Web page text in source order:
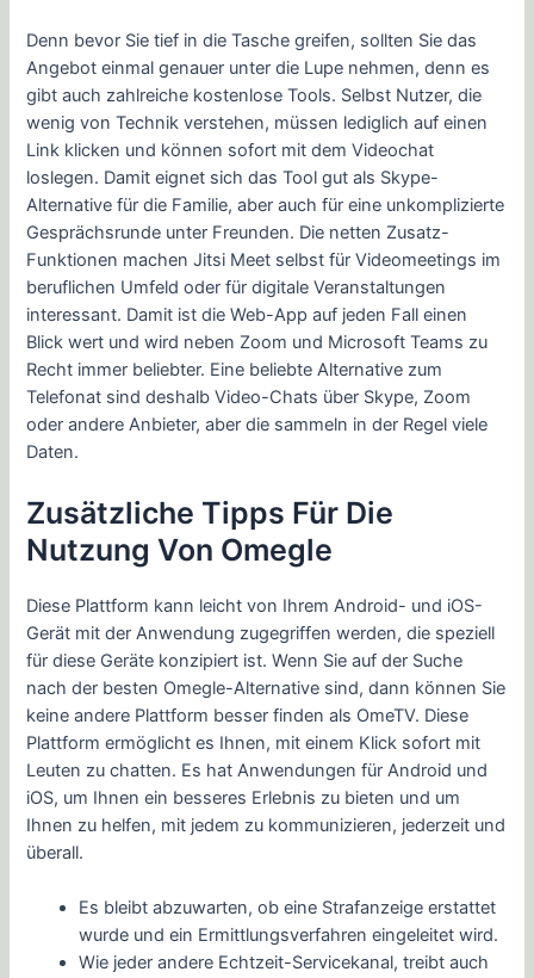
Denn bevor Sie tief in die Tasche greifen, sollten Sie das
Angebot einmal genauer unter die Lupe nehmen, denn es
gibt auch zahlreiche kostenlose Tools. Selbst Nutzer, die
wenig von Technik verstehen, müssen lediglich auf einen
Link klicken und können sofort mit dem Videochat
loslegen. Damit eignet sich das Tool gut als Skype-
Alternative für die Familie, aber auch für eine unkomplizierte
Gesprächsrunde unter Freunden. Die netten Zusatz-
Funktionen machen Jitsi Meet selbst für Videomeetings im
beruflichen Umfeld oder für digitale Veranstaltungen
interessant. Damit ist die Web-App auf jeden Fall einen
Blick wert und wird neben Zoom und Microsoft Teams zu
Recht immer beliebter. Eine beliebte Alternative zum
Telefonat sind deshalb Video-Chats über Skype, Zoom
oder andere Anbieter, aber die sammeln in der Regel viele
Daten.
Zusätzliche Tipps Für Die
Nutzung Von Omegle
Diese Plattform kann leicht von Ihrem Android- und iOS-
Gerät mit der Anwendung zugegriffen werden, die speziell
für diese Geräte konzipiert ist. Wenn Sie auf der Suche
nach der besten Omegle-Alternative sind, dann können Sie
keine andere Plattform besser finden als OmeTV. Diese
Plattform ermöglicht es Ihnen, mit einem Klick sofort mit
Leuten zu chatten. Es hat Anwendungen für Android und
iOS, um Ihnen ein besseres Erlebnis zu bieten und um
Ihnen zu helfen, mit jedem zu kommunizieren, jederzeit und
überall.
Es bleibt abzuwarten, ob eine Strafanzeige erstattet
wurde und ein Ermittlungsverfahren eingeleitet wird.
Wie jeder andere Echtzeit-Servicekanal, treibt auch